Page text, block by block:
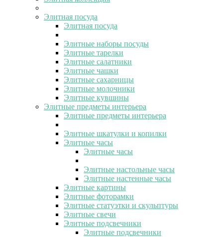
Элитная посуда
Элитная посуда
Элитные наборы посуды
Элитные тарелки
Элитные салатники
Элитные чашки
Элитные сахарницы
Элитные молочники
Элитные кувшины
Элитные предметы интерьера
Элитные предметы интерьера
Элитные шкатулки и копилки
Элитные часы
Элитные часы
Элитные настольные часы
Элитные настенные часы
Элитные картины
Элитные фоторамки
Элитные статуэтки и скульптуры
Элитные свечи
Элитные подсвечники
Элитные подсвечники